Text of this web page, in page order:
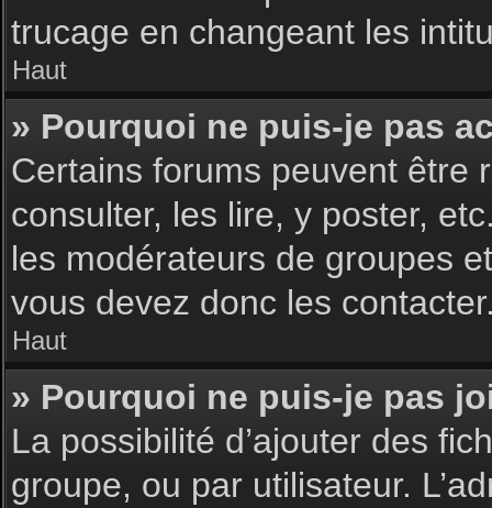
trucage en changeant les
Haut
» Pourquoi ne puis-je pas
Certains forums peuvent être
consulter, les lire, y poster,
les modérateurs de groupes
vous devez donc les
Haut
» Pourquoi ne puis-je pas
La possibilité d’ajouter des
groupe, ou par utilisateur.